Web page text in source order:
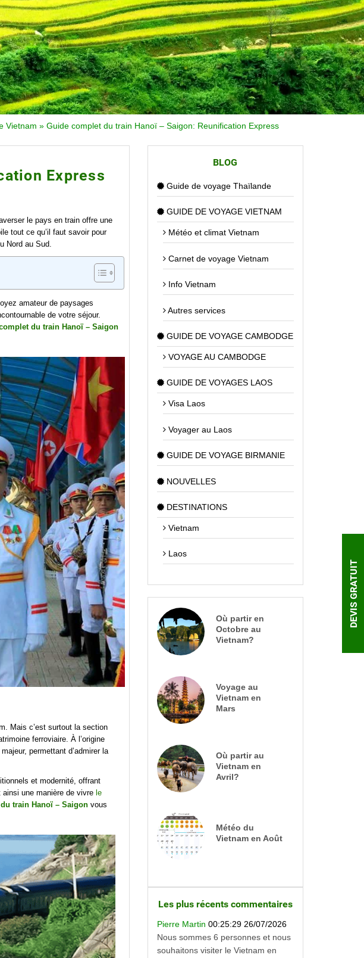
Vietnam » Guide complet du train Hanoï – Saigon: Reunification Express
Express
le pays en train offre une
tout ce qu’il faut savoir pour
Nord au Sud.
amateur de paysages
de votre séjour.
du train Hanoï – Saigon
Mais c’est surtout la section
ferroviaire. À l’origine
permettant d’admirer la
et modernité, offrant
une manière de vivre le
train Hanoï – Saigon vous
BLOG
Guide de voyage Thaïlande
GUIDE DE VOYAGE VIETNAM
Météo et climat Vietnam
Carnet de voyage Vietnam
Info Vietnam
Autres services
GUIDE DE VOYAGE CAMBODGE
VOYAGE AU CAMBODGE
GUIDE DE VOYAGES LAOS
Visa Laos
Voyager au Laos
GUIDE DE VOYAGE BIRMANIE
NOUVELLES
DESTINATIONS
Vietnam
Laos
Où partir en
Octobre au
Vietnam?
Voyage au
Vietnam en
Mars
Où partir au
Vietnam en
Avril?
Météo du
Vietnam en Août
Les plus récents commentaires
Pierre Martin 00:25:29 26/07/2026
Nous sommes 6 personnes et nous
souhaitons visiter le Vietnam en
DEVIS GRATUIT